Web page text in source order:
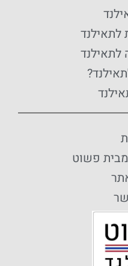
לתאילנד
לתאילנד
פשוט